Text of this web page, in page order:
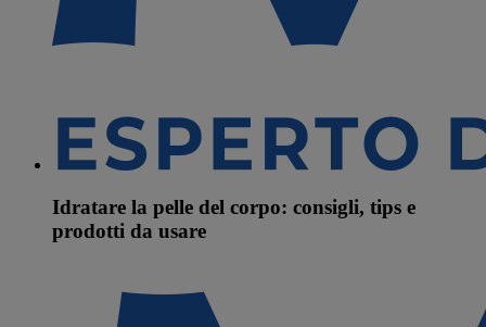
Idratare la pelle del corpo: consigli, tips e
prodotti da usare